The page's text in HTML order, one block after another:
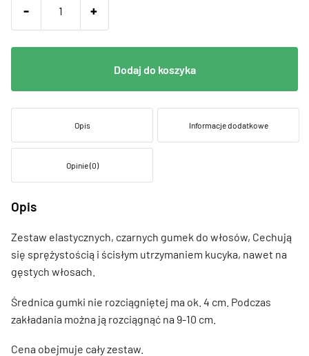
- +
Dodaj do koszyka
Opis Informacje dodatkowe
Opinie (0)
Opis
Zestaw elastycznych, czarnych gumek do włosów, Cechują
się sprężystością i ścisłym utrzymaniem kucyka, nawet na
gęstych włosach.
Średnica gumki nie rozciągniętej ma ok. 4 cm. Podczas
zakładania można ją rozciągnąć na 9-10 cm.
Cena obejmuje cały zestaw.